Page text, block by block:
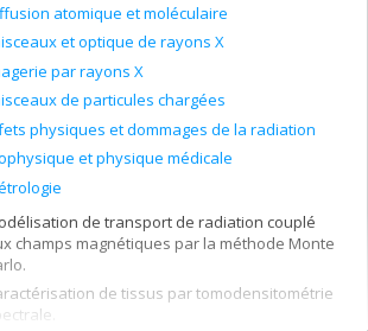
atomique et moléculaire
et optique de rayons X
par rayons X
de particules chargées
physiques et dommages de la radiation
et physique médicale
de transport de radiation couplé
champs magnétiques par la méthode Monte
de tissus par tomodensitométrie